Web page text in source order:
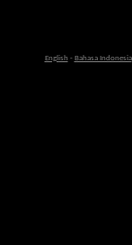
English - Bahasa Indonesia